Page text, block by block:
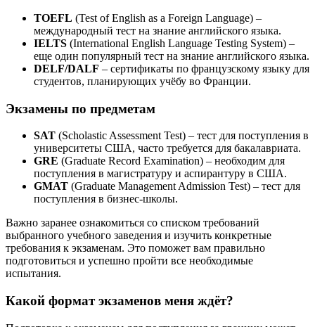
TOEFL (Test of English as a Foreign Language) –
международный тест на знание английского языка.
IELTS (International English Language Testing System) –
еще один популярный тест на знание английского языка.
DELF/DALF – сертификаты по французскому языку для
студентов, планирующих учёбу во Франции.
Экзамены по предметам
SAT (Scholastic Assessment Test) – тест для поступления в
университеты США, часто требуется для бакалавриата.
GRE (Graduate Record Examination) – необходим для
поступления в магистратуру и аспирантуру в США.
GMAT (Graduate Management Admission Test) – тест для
поступления в бизнес-школы.
Важно заранее ознакомиться со списком требований
выбранного учебного заведения и изучить конкретные
требования к экзаменам. Это поможет вам правильно
подготовиться и успешно пройти все необходимые
испытания.
Какой формат экзаменов меня ждёт?